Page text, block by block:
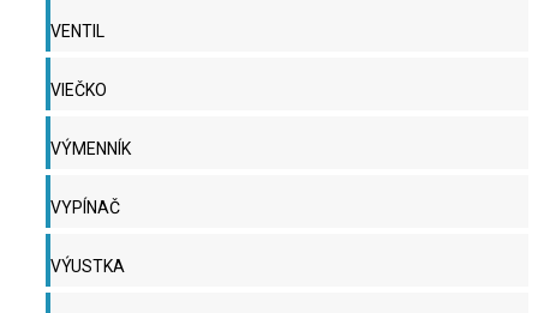
VENTIL
VIEČKO
VÝMENNÍK
VYPÍNAČ
VÝUSTKA